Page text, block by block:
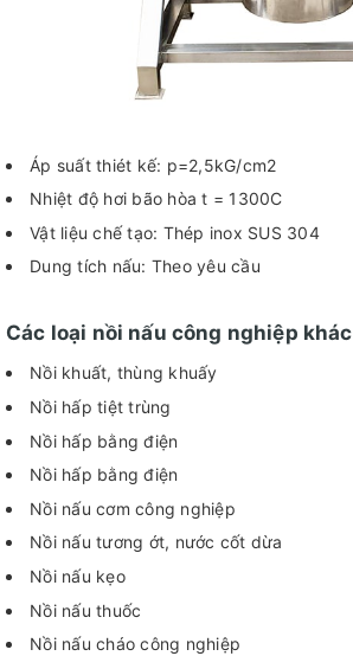
Áp suất thiét kế: p=2,5kG/cm2
Nhiệt độ hơi bão hòa t = 1300C
Vật liệu chế tạo: Thép inox SUS 304
Dung tích nấu: Theo yêu cầu
Các loại nồi nấu công nghiệp khác
Nồi khuất, thùng khuấy
Nồi hấp tiệt trùng
Nồi hấp bằng điện
Nồi hấp bằng điện
Nồi nấu cơm công nghiệp
Nồi nấu tương ớt, nước cốt dừa
Nồi nấu kẹo
Nồi nấu thuốc
Nồi nấu cháo công nghiệp